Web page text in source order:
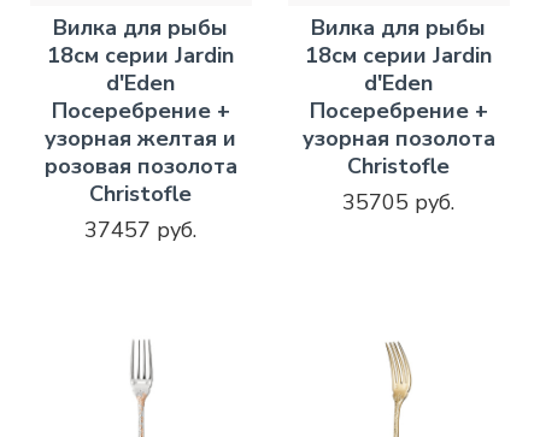
Вилка для рыбы
18см серии Jardin
d'Eden
Посеребрение +
узорная желтая и
розовая позолота
Christofle
37457 руб.
Вилка для рыбы
18см серии Jardin
d'Eden
Посеребрение +
узорная позолота
Christofle
35705 руб.